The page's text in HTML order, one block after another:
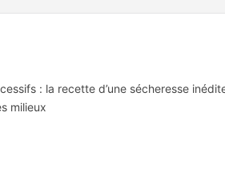
: la recette d’une sécheresse
milieux